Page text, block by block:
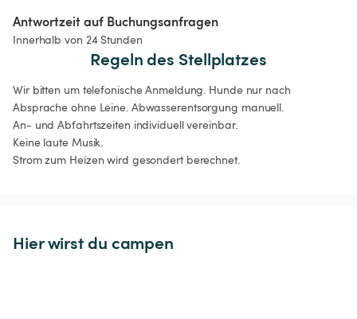
Antwortzeit auf Buchungsanfragen
Innerhalb von 24 Stunden
Regeln des Stellplatzes
Wir bitten um telefonische Anmeldung. Hunde nur nach
Absprache ohne Leine. Abwasserentsorgung manuell.
An- und Abfahrtszeiten individuell vereinbar.
Keine laute Musik.
Strom zum Heizen wird gesondert berechnet.
Hier wirst du campen